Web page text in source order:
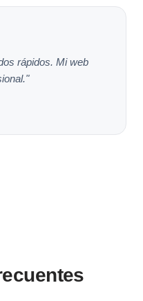
rápidos. Mi web